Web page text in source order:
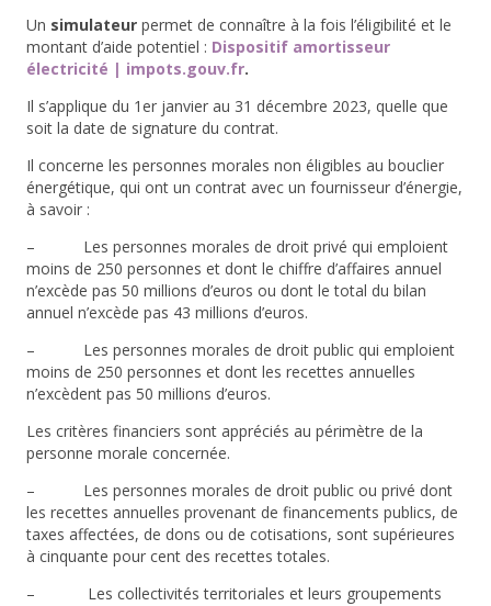
Un simulateurpermet de connaître à la fois l’éligibilité et le
montant d’aide potentiel : Dispositif amortisseur
électricité | impots.gouv.fr.
Il s’applique du 1erjanvier au 31 décembre 2023, quelle que
soit la date de signature du contrat.
Il concerne les personnes morales non éligibles au bouclier
énergétique, qui ont un contrat avec un fournisseur d’énergie,
à savoir :
– Les personnes morales de droit privé qui emploient
moins de 250 personnes et dont le chiffre d’affaires annuel
n’excède pas 50 millions d’euros ou dont le total du bilan
annuel n’excède pas 43 millions d’euros.
– Les personnes morales de droit public qui emploient
moins de 250 personnes et dont les recettes annuelles
n’excèdent pas 50 millions d’euros.
Les critères financiers sont appréciés au périmètre de la
personne morale concernée.
– Les personnes morales de droit public ou privé dont
les recettes annuelles provenant de financements publics, de
taxes affectées, de dons ou de cotisations, sont supérieures
à cinquante pour cent des recettes totales.
– Les collectivités territoriales et leurs groupements